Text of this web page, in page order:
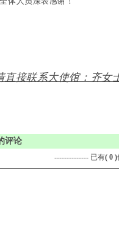
雅 常务副
直接联系大使馆：齐女
评论
-------------- 已有( 0 )